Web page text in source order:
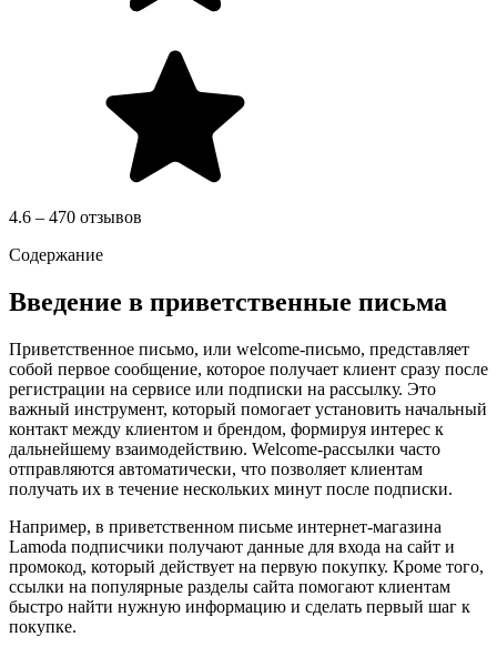
4.6 – 470 отзывов
Содержание
Введение в приветственные письма
Приветственное письмо, или welcome-письмо, представляет
собой первое сообщение, которое получает клиент сразу после
регистрации на сервисе или подписки на рассылку. Это
важный инструмент, который помогает установить начальный
контакт между клиентом и брендом, формируя интерес к
дальнейшему взаимодействию. Welcome-рассылки часто
отправляются автоматически, что позволяет клиентам
получать их в течение нескольких минут после подписки.
Например, в приветственном письме интернет-магазина
Lamoda подписчики получают данные для входа на сайт и
промокод, который действует на первую покупку. Кроме того,
ссылки на популярные разделы сайта помогают клиентам
быстро найти нужную информацию и сделать первый шаг к
покупке.